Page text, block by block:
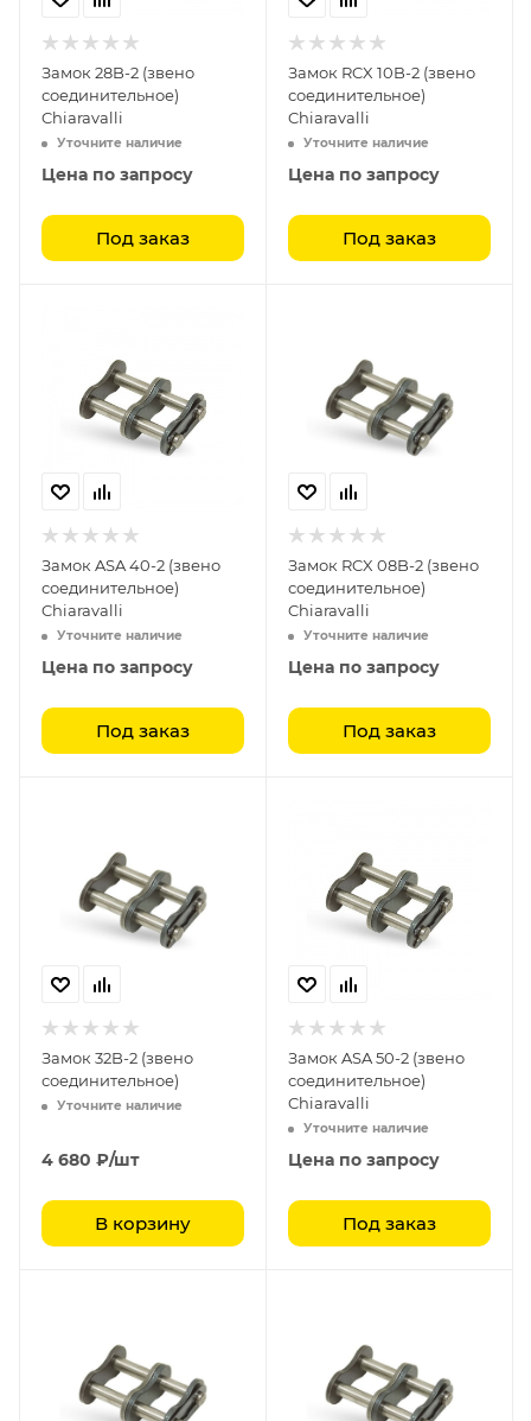
Замок 28B-2 (звено
соединительное)
Chiaravalli
Уточните наличие
Цена по запросу
Под заказ
Замок RCX 10B-2 (звено
соединительное)
Chiaravalli
Уточните наличие
Цена по запросу
Под заказ
Замок ASA 40-2 (звено
соединительное)
Chiaravalli
Уточните наличие
Цена по запросу
Под заказ
Замок RCX 08B-2 (звено
соединительное)
Chiaravalli
Уточните наличие
Цена по запросу
Под заказ
Замок 32B-2 (звено
соединительное)
Уточните наличие
4 680 ₽/шт
В корзину
Замок ASA 50-2 (звено
соединительное)
Chiaravalli
Уточните наличие
Цена по запросу
Под заказ